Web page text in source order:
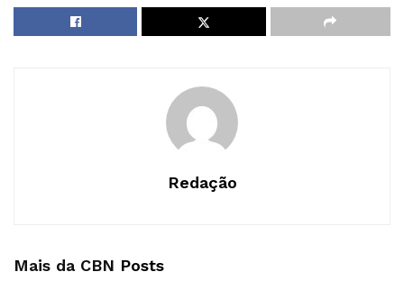
Redação
Mais da CBN Posts